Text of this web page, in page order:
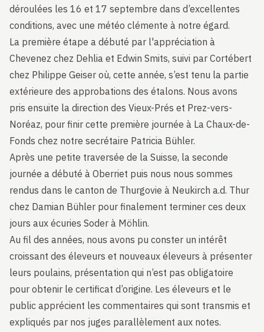
déroulées les 16 et 17 septembre dans d’excellentes
conditions, avec une météo clémente à notre égard.
La première étape a débuté par l'appréciation à
Chevenez chez Dehlia et Edwin Smits, suivi par Cortébert
chez Philippe Geiser où, cette année, s’est tenu la partie
extérieure des approbations des étalons. Nous avons
pris ensuite la direction des Vieux-Prés et Prez-vers-
Noréaz, pour finir cette première journée à La Chaux-de-
Fonds chez notre secrétaire Patricia Bühler.
Après une petite traversée de la Suisse, la seconde
journée a débuté à Oberriet puis nous nous sommes
rendus dans le canton de Thurgovie à Neukirch a.d. Thur
chez Damian Bühler pour finalement terminer ces deux
jours aux écuries Soder à Möhlin.
Au fil des années, nous avons pu conster un intérêt
croissant des éleveurs et nouveaux éleveurs à présenter
leurs poulains, présentation qui n’est pas obligatoire
pour obtenir le certificat d’origine. Les éleveurs et le
public apprécient les commentaires qui sont transmis et
expliqués par nos juges parallèlement aux notes.